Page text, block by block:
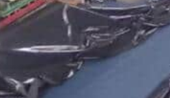
Ngoài Trời
mưa
trời
cuốn
cam
rẻ